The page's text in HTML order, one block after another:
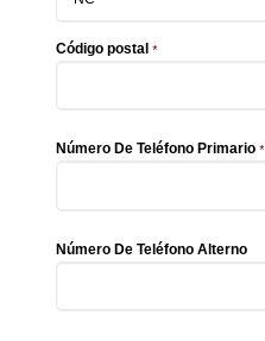
Código postal *
Número De Teléfono Primario*
Número De Teléfono Alterno